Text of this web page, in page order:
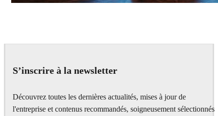
S’inscrire à la newsletter
Découvrez toutes les dernières actualités, mises à jour de
l'entreprise et contenus recommandés, soigneusement sélectionnés